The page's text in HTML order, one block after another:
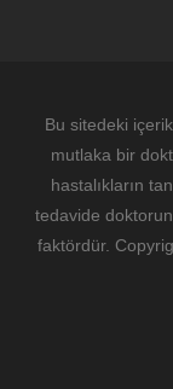
Bu sitedeki
mutlaka bir
hastalıkların
tedavide
faktördür.